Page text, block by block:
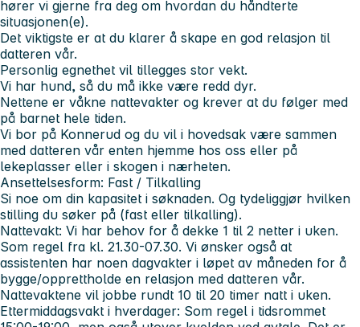
hører vi gjerne fra deg om hvordan du håndterte
situasjonen(e).
Det viktigste er at du klarer å skape en god relasjon til
datteren vår.
Personlig egnethet vil tillegges stor vekt.
Vi har hund, så du må ikke være redd dyr.
Nettene er våkne nattevakter og krever at du følger med
på barnet hele tiden.
Vi bor på Konnerud og du vil i hovedsak være sammen
med datteren vår enten hjemme hos oss eller på
lekeplasser eller i skogen i nærheten.
Ansettelsesform: Fast / Tilkalling
Si noe om din kapasitet i søknaden. Og tydeliggjør hvilken
stilling du søker på (fast eller tilkalling).
Nattevakt: Vi har behov for å dekke 1 til 2 netter i uken.
Som regel fra kl. 21.30-07.30. Vi ønsker også at
assistenten har noen dagvakter i løpet av måneden for å
bygge/opprettholde en relasjon med datteren vår.
Nattevaktene vil jobbe rundt 10 til 20 timer natt i uken.
Ettermiddagsvakt i hverdager: Som regel i tidsrommet